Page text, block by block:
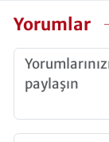
Yorumlar